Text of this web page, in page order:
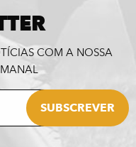
COM A NOSSA